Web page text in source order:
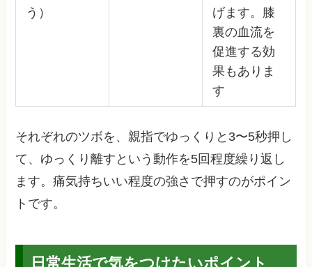
う）
げます。膝
裏の血流を
促進する効
果もありま
す
それぞれのツボを、親指でゆっくりと3〜5秒押し
て、ゆっくり離すという動作を5回程度繰り返し
ます。痛気持ちいい程度の強さで押すのがポイン
トです。
日常生活で気をつけたいポイント